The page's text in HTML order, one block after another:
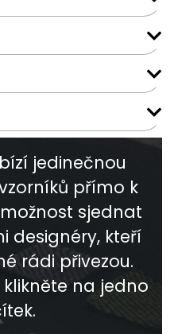
jedinečnou
přímo k
sjednat
designéry, kteří
rádi přivezou.
na jedno